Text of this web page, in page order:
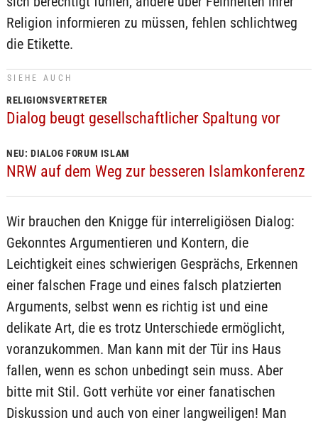
Religion informieren zu müssen, fehlen schlichtweg
die Etikette.
SIEHE AUCH
RELIGIONSVERTRETER
Dialog beugt gesellschaftlicher Spaltung vor
NEU: DIALOG FORUM ISLAM
NRW auf dem Weg zur besseren Islamkonferenz
Wir brauchen den Knigge für interreligiösen Dialog:
Gekonntes Argumentieren und Kontern, die
Leichtigkeit eines schwierigen Gesprächs, Erkennen
einer falschen Frage und eines falsch platzierten
Arguments, selbst wenn es richtig ist und eine
delikate Art, die es trotz Unterschiede ermöglicht,
voranzukommen. Man kann mit der Tür ins Haus
fallen, wenn es schon unbedingt sein muss. Aber
bitte mit Stil. Gott verhüte vor einer fanatischen
Diskussion und auch von einer langweiligen! Man